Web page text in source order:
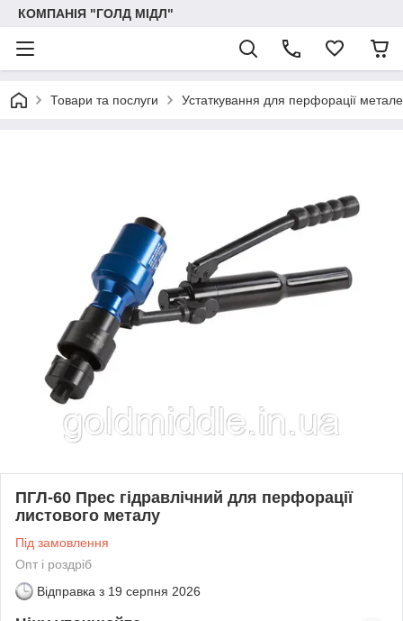
КОМПАНІЯ "ГОЛД МІДЛ"
Товари та послуги Устаткування для перфорації
ПГЛ-60 Прес гідравлічний для перфорації
листового металу
Під замовлення
Опт і роздріб
Відправка з 19 серпня 2026